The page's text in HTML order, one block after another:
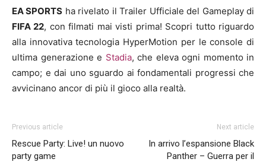
EA SPORTS ha rivelato il Trailer Ufficiale del Gameplay di
FIFA 22, con filmati mai visti prima! Scopri tutto riguardo
alla innovativa tecnologia HyperMotion per le console di
ultima generazione e Stadia, che eleva ogni momento in
campo; e dai uno sguardo ai fondamentali progressi che
avvicinano ancor di più il gioco alla realtà.
Previous article
Rescue Party: Live! un nuovo
party game
Next article
In arrivo l’espansione Black
Panther – Guerra per il